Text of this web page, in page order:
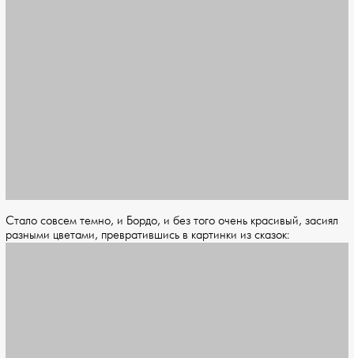
Стало совсем темно, и Бордо, и без того очень красивый, засиял
разными цветами, превратившись в картинки из сказок: